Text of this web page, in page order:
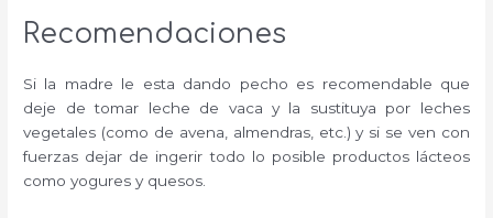
Recomendaciones
Si la madre le esta dando pecho es recomendable que
deje de tomar leche de vaca y la sustituya por leches
vegetales (como de avena, almendras, etc.) y si se ven con
fuerzas dejar de ingerir todo lo posible productos lácteos
como yogures y quesos.